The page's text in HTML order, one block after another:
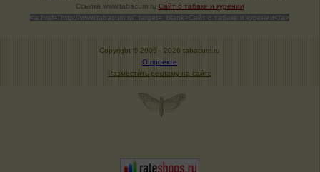
Cсылка www.tabacum.ru Сайт о табаке и курении
<a href="http://www.tabacum.ru" target=_blank>Сайт о табаке и курении</a>
Copyright © 2006 - 2026 tabacum.ru
О проекте
Разместить рекламу на сайте